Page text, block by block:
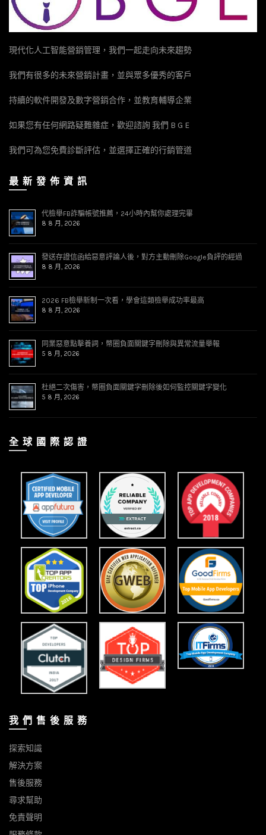
現代化人工智能營銷管理，我們一起走向未來趨勢
我們有很多的未來營銷計畫，並與眾多優秀的客戶
持續的軟件開發及數字營銷合作，並教育輔導企業
如果您有任何網路疑難雜症，歡迎諮詢 我們 B G E
我們可為您免費診斷評估，並選擇正確的行銷管道
最 新 發 佈 資 訊
代檢舉FB詐騙帳號推薦，24小時內幫你處理完畢
8 8 月, 2026
發送存證信函給惡意評論人後，對方主動刪除Google負評的經過
8 8 月, 2026
2026 FB檢舉新制一次看，學會這類檢舉成功率最高
8 8 月, 2026
同業惡意點擊養詞，幣圈負面關鍵字刪除與異常流量舉報
5 8 月, 2026
杜絕二次傷害，幣圈負面關鍵字刪除後如何監控關鍵字變化
5 8 月, 2026
全 球 國 際 認 證
我 們 售 後 服 務
探索知識
解決方案
售後服務
尋求幫助
免責聲明